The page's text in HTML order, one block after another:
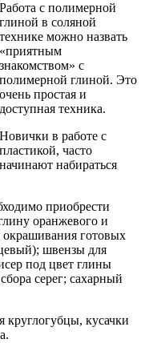
Работа с полимерной
глиной в соляной
технике можно назвать
«приятным
знакомством» с
полимерной глиной. Это
очень простая и
доступная техника.
Новички в работе с
пластикой, часто
начинают набираться
приобрести
оранжевого и
окрашивания готовых
швензы для
под цвет глины
серег; сахарный
круглогубцы, кусачки